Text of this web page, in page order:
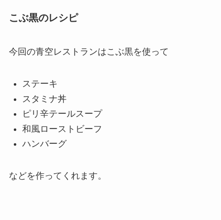
こぶ黒のレシピ
今回の青空レストランはこぶ黒を使って
ステーキ
スタミナ丼
ピリ辛テールスープ
和風ローストビーフ
ハンバーグ
などを作ってくれます。